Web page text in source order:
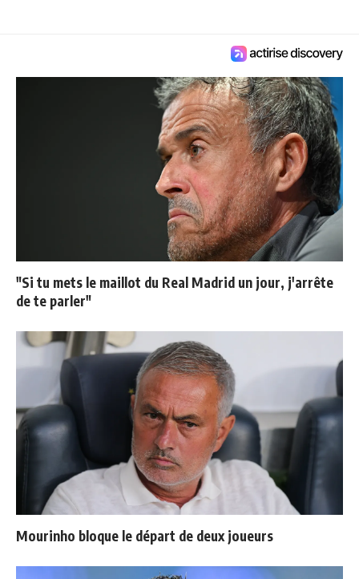
"Si tu mets le maillot du Real Madrid un jour, j'arrête
de te parler"
Mourinho bloque le départ de deux joueurs